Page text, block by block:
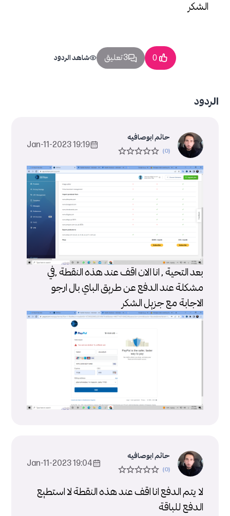
الشكر
0 3 تعليق شاهد الردود
الردود
حاتم ابوصافيه
19:19 2023-Jan-11
بعد التحية , انا الان اقف عند هذه النقطة ,في
مشكلة عند الدفع عن طريق الباي بال ارجو
الاجابة مع جزيل الشكر
حاتم ابوصافيه
19:04 2023-Jan-11
لا يتم الدفع انا اقف عند هذه النقطة لا استطيع
الدفع للباقة